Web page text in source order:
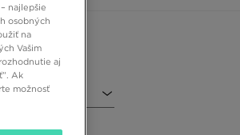
najlepšie
osobných
na
Vašim
aj
Ak
možnosť